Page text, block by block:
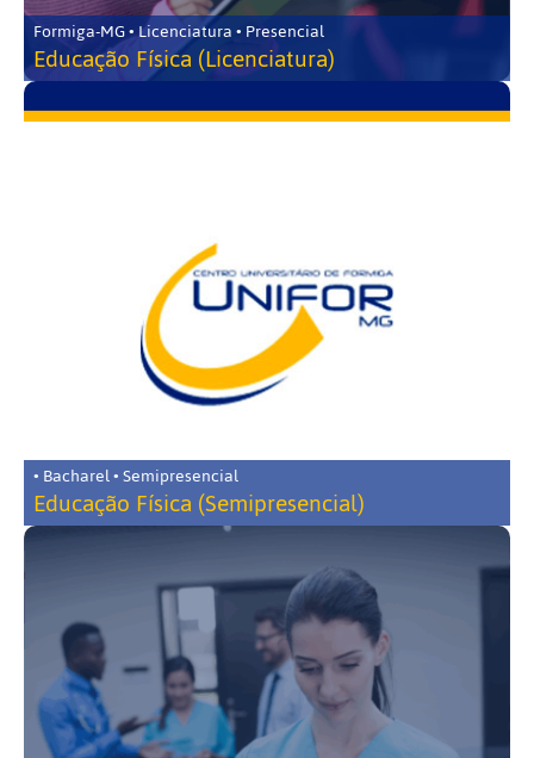
Formiga-MG • Licenciatura • Presencial
Educação Física (Licenciatura)
• Bacharel • Semipresencial
Educação Física (Semipresencial)